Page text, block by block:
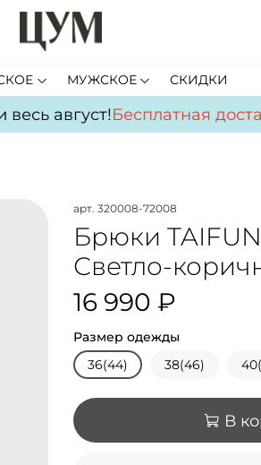
МУЖСКОЕ СКИДКИ
август!Бесплатная
арт. 320008-72008
Брюки
Светло-
16 990 ₽
Размер одежды
36(44)
38(46)
В